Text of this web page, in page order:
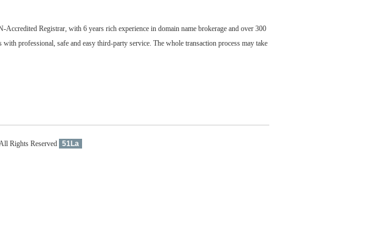
Registrar, with 6 years rich experience in domain name brokerage and over 300
professional, safe and easy third-party service. The whole transaction process may take
Rights Reserved 51La